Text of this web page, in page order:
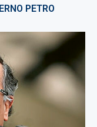
PETRO